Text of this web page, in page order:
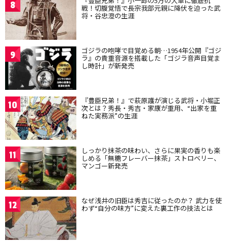
8 戦！切腹覚悟で長宗我部元親に降伏を迫った武
将・谷忠澄の生涯
9 ゴジラの咆哮で目覚める朝…1954年公開『ゴジ
ラ』の貴重音源を搭載した「ゴジラ音声目覚ま
し時計」が新発売
10 『豊臣兄弟！』で萩原護が演じる武将・小堀正
次とは？秀長・秀吉・家康が重用、“出家を重
ねた実務派”の生涯
11 しっかり抹茶の味わい、さらに果実の香りも楽
しめる「無糖フレーバー抹茶」ストロベリー、
マンゴー新発売
12 なぜ浅井の旧臣は秀吉に従ったのか？ 武力を使
わず“自分の味方”に変えた裏工作の技法とは